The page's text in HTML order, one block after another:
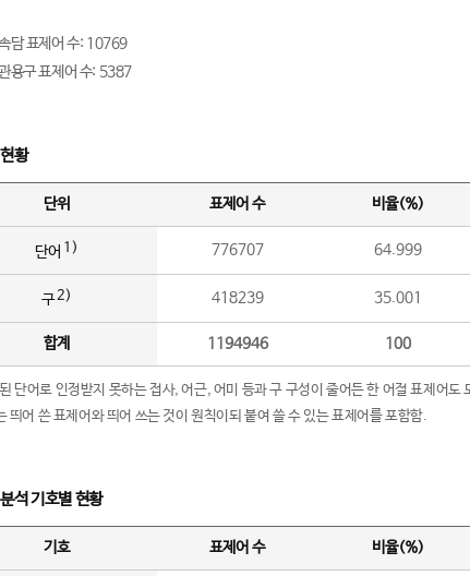
담 표제어 수: 10769
용구 표제어 수: 5387
황
단위 표제어 수 비율(%)
단어 1) 776707 64.999
구2) 418239 35.001
합계 1194946 100
단어로 인정받지 못하는 접사, 어근, 어미 등과 구 구성이 줄어든 한 어절 표제어도
띄어 쓴 표제어와 띄어 쓰는 것이 원칙이되 붙여 쓸 수 있는 표제어를 포함함.
석 기호별 현황
기호 표제어 수 비율(%)